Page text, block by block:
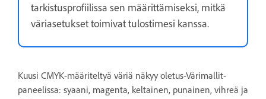
tarkistusprofiilissa sen määrittämiseksi, mitkä
väriasetukset toimivat tulostimesi kanssa.
Kuusi CMYK-määriteltyä väriä näkyy oletus-Värimallit-
paneelissa: syaani, magenta, keltainen, punainen, vihreä ja